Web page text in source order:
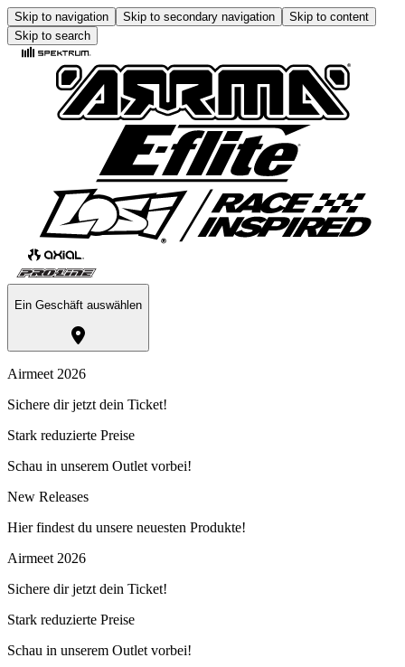
Skip to navigation Skip to secondary navigation
Skip to content
Skip to search
Ein Geschäft auswählen
Airmeet 2026
Sichere dir jetzt dein Ticket!
Stark reduzierte Preise
Schau in unserem Outlet vorbei!
New Releases
Hier findest du unsere neuesten Produkte!
Airmeet 2026
Sichere dir jetzt dein Ticket!
Stark reduzierte Preise
Schau in unserem Outlet vorbei!